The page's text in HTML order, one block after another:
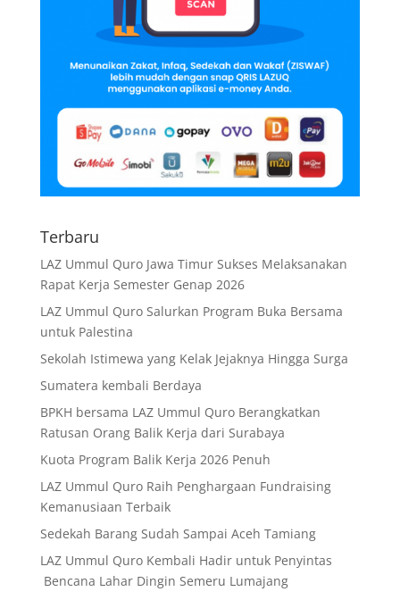
Terbaru
LAZ Ummul Quro Jawa Timur Sukses Melaksanakan
Rapat Kerja Semester Genap 2026
LAZ Ummul Quro Salurkan Program Buka Bersama
untuk Palestina
Sekolah Istimewa yang Kelak Jejaknya Hingga Surga
Sumatera kembali Berdaya
BPKH bersama LAZ Ummul Quro Berangkatkan
Ratusan Orang Balik Kerja dari Surabaya
Kuota Program Balik Kerja 2026 Penuh
LAZ Ummul Quro Raih Penghargaan Fundraising
Kemanusiaan Terbaik
Sedekah Barang Sudah Sampai Aceh Tamiang
LAZ Ummul Quro Kembali Hadir untuk Penyintas
Bencana Lahar Dingin Semeru Lumajang